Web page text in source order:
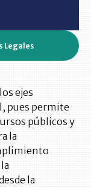
Legales
ejes
pues permite
públicos y
la
la